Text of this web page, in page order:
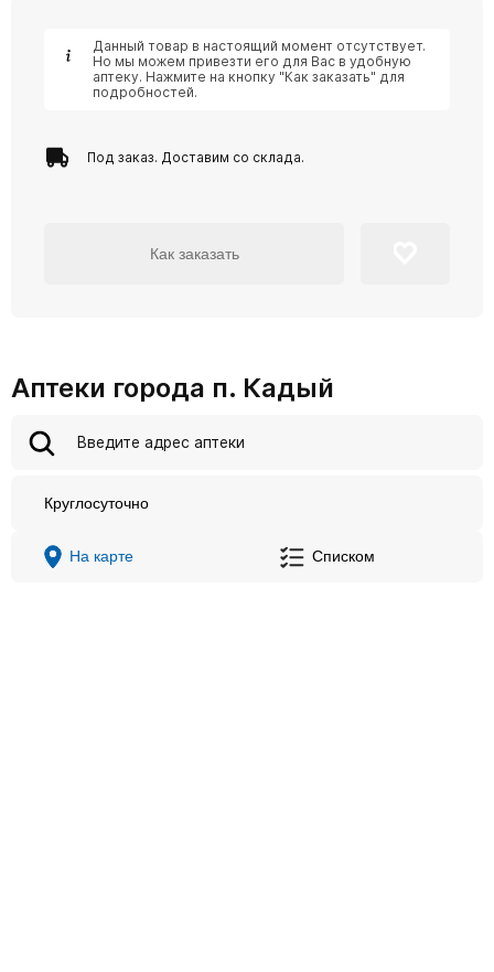
Данный товар в настоящий момент отсутствует.
Но мы можем привезти его для Вас в удобную
аптеку. Нажмите на кнопку "Как заказать" для
подробностей.
Под заказ. Доставим со склада.
Как заказать
Аптеки города п. Кадый
Круглосуточно
На карте Списком